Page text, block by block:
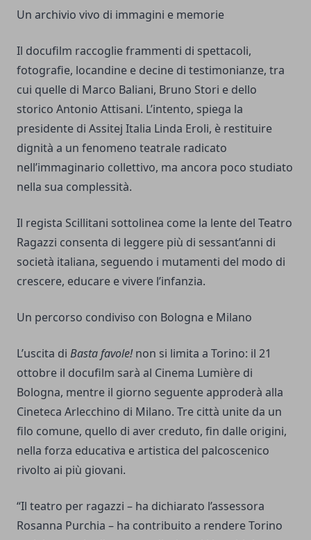
Un archivio vivo di immagini e memorie
Il docufilm raccoglie frammenti di spettacoli,
fotografie, locandine e decine di testimonianze, tra
cui quelle di Marco Baliani, Bruno Stori e dello
storico Antonio Attisani. L’intento, spiega la
presidente di Assitej Italia Linda Eroli, è restituire
dignità a un fenomeno teatrale radicato
nell’immaginario collettivo, ma ancora poco studiato
nella sua complessità.
Il regista Scillitani sottolinea come la lente del Teatro
Ragazzi consenta di leggere più di sessant’anni di
società italiana, seguendo i mutamenti del modo di
crescere, educare e vivere l’infanzia.
Un percorso condiviso con Bologna e Milano
L’uscita di Basta favole!non si limita a Torino: il 21
ottobre il docufilm sarà al Cinema Lumière di
Bologna, mentre il giorno seguente approderà alla
Cineteca Arlecchino di Milano. Tre città unite da un
filo comune, quello di aver creduto, fin dalle origini,
nella forza educativa e artistica del palcoscenico
rivolto ai più giovani.
“Il teatro per ragazzi – ha dichiarato l’assessora
Rosanna Purchia – ha contribuito a rendere Torino